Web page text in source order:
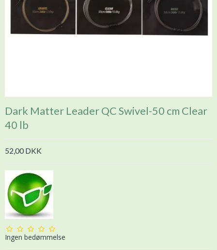
Dark Matter Leader QC Swivel-50 cm Clear
40 lb
52,00 DKK
Ingen bedømmelse